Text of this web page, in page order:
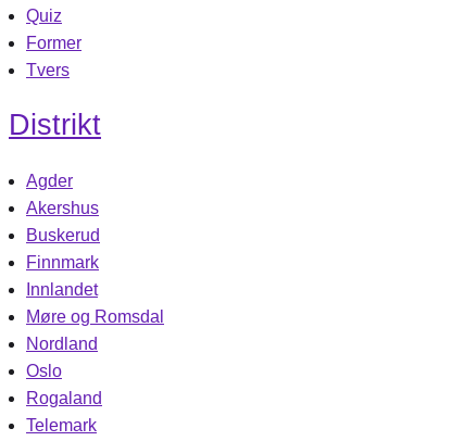
Quiz
Former
Tvers
Distrikt
Agder
Akershus
Buskerud
Finnmark
Innlandet
Møre og Romsdal
Nordland
Oslo
Rogaland
Telemark